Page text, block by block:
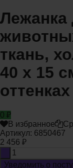
Лежанка
ткань,
40 х 15
оттенках
0 ₽
В избранное
Артикул: 6850467
2 456 ₽
Уведомить о